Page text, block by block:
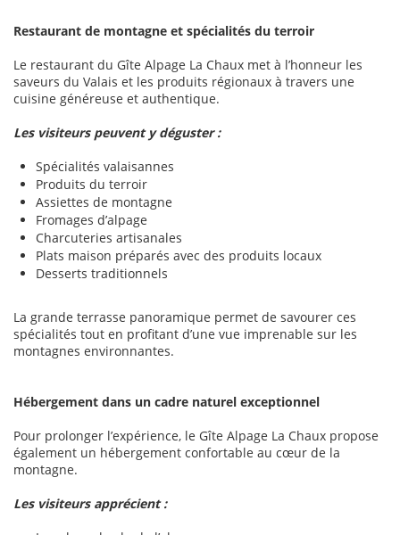
Restaurant de montagne et spécialités du terroir
Le restaurant du Gîte Alpage La Chaux met à l’honneur les
saveurs du Valais et les produits régionaux à travers une
cuisine généreuse et authentique.
Les visiteurs peuvent y déguster :
Spécialités valaisannes
Produits du terroir
Assiettes de montagne
Fromages d’alpage
Charcuteries artisanales
Plats maison préparés avec des produits locaux
Desserts traditionnels
La grande terrasse panoramique permet de savourer ces
spécialités tout en profitant d’une vue imprenable sur les
montagnes environnantes.
Hébergement dans un cadre naturel exceptionnel
Pour prolonger l’expérience, le Gîte Alpage La Chaux propose
également un hébergement confortable au cœur de la
montagne.
Les visiteurs apprécient :